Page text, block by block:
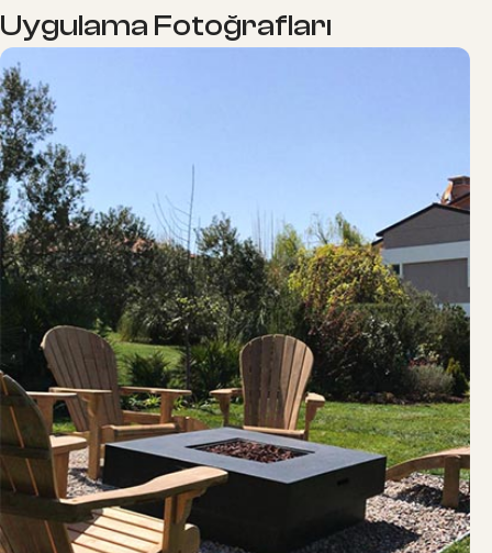
Uygulama Fotoğrafları